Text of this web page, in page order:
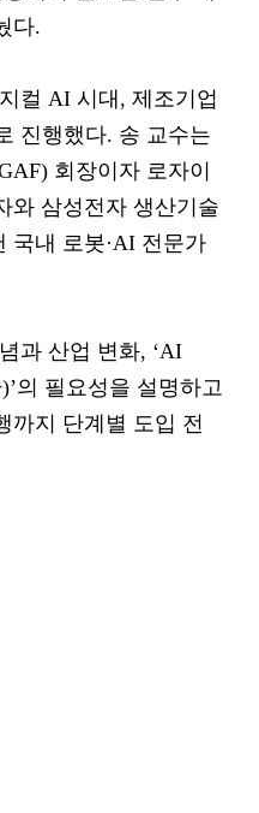
다.
컬 AI 시대, 제조기업
진행했다. 송 교수는
회장이자 로자이
와 삼성전자 생산기술
국내 로봇·AI 전문가
과 산업 변화, ‘AI
의 필요성을 설명하고
까지 단계별 도입 전